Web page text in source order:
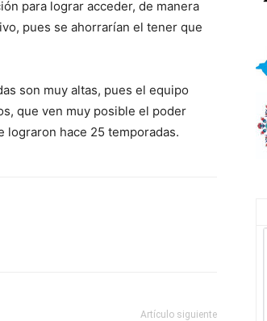
para lograr acceder, de manera
pues se ahorrarían el tener que
son muy altas, pues el equipo
que ven muy posible el poder
lograron hace 25 temporadas.
Artículo siguiente